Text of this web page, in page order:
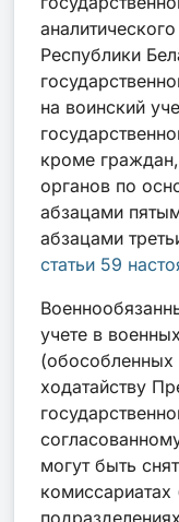
Республики
на воинский
кроме
органов по
абзацами
абзацами
статьи 59
учете в
(обособленных
ходатайству
могут быть